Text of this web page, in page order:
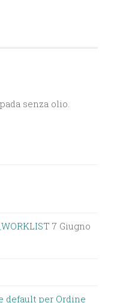
senza olio.
7 Giugno
default per Ordine